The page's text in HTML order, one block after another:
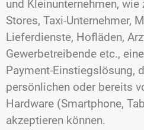
und Kleinunternehmen, wie
Stores, Taxi-Unternehmer,
Lieferdienste, Hofläden,
Gewerbetreibende etc.,
Payment-Einstiegslösung,
persönlichen oder bereits
Hardware (Smartphone,
akzeptieren können.